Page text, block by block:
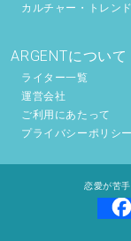
カルチャー・トレン
ARGENTについて
ライター一覧
運営会社
ご利用にあたって
プライバシーポリシー
恋愛が苦